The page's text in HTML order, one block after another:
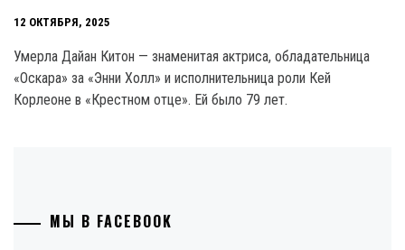
12 ОКТЯБРЯ, 2025
Умерла Дайан Китон — знаменитая актриса, обладательница
«Оскара» за «Энни Холл» и исполнительница роли Кей
Корлеоне в «Крестном отце». Ей было 79 лет.
МЫ В FACEBOOK